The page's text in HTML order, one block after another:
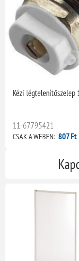
Kézi légtelenítőszelep
11-67795421
CSAK A WEBEN: 807 Ft